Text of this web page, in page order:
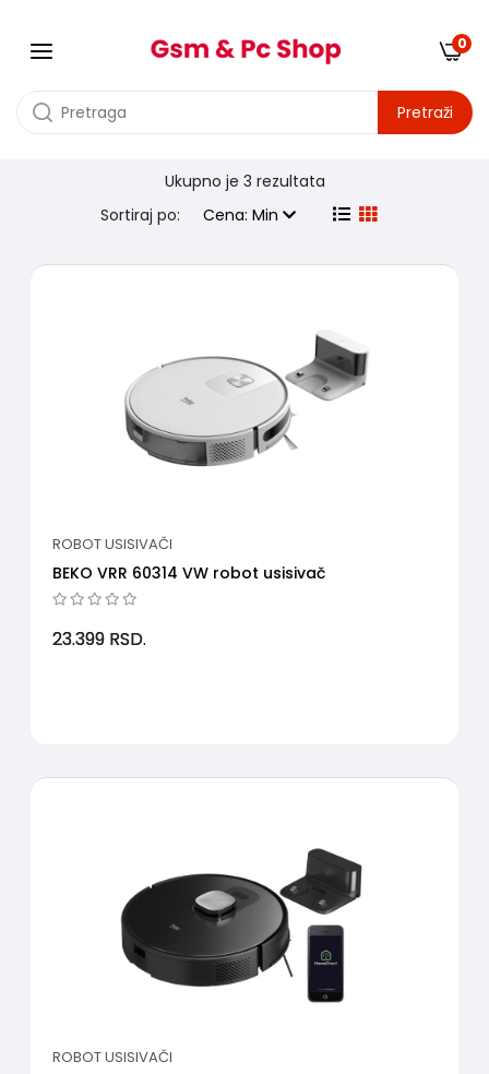
Pretraži
0
Proizvodjač:beko
Ukupno je 3 rezultata
Sortiraj po:
Cena: Min
ROBOT USISIVAČI
BEKO VRR 60314 VW robot usisivač
23.399 RSD.
ROBOT USISIVAČI